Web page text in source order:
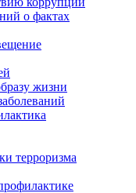
о фактах
жизни
терроризма